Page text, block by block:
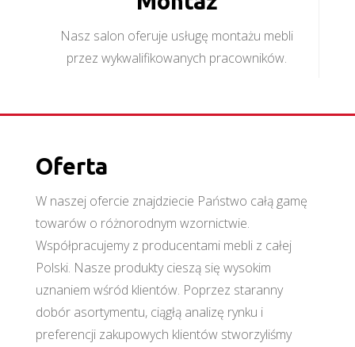
Nasz salon oferuje usługę montażu mebli
przez wykwalifikowanych pracowników.
Oferta
W naszej ofercie znajdziecie Państwo całą gamę
towarów o różnorodnym wzornictwie.
Współpracujemy z producentami mebli z całej
Polski. Nasze produkty cieszą się wysokim
uznaniem wśród klientów. Poprzez staranny
dobór asortymentu, ciągłą analizę rynku i
preferencji zakupowych klientów stworzyliśmy